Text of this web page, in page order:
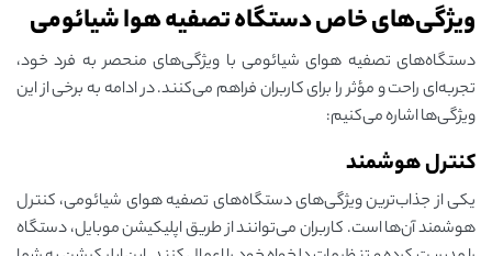
ویژگی‌های خاص دستگاه تصفیه هوا شیائومی
دستگاه‌های تصفیه هوای شیائومی با ویژگی‌های منحصر به فرد خود،
تجربه‌ای راحت و مؤثر را برای کاربران فراهم می‌کنند. در ادامه به برخی از این
ویژگی‌ها اشاره می‌کنیم:
کنترل هوشمند
یکی از جذاب‌ترین ویژگی‌های دستگاه‌های تصفیه هوای شیائومی، کنترل
هوشمند آن‌ها است. کاربران می‌توانند از طریق اپلیکیشن موبایل، دستگاه